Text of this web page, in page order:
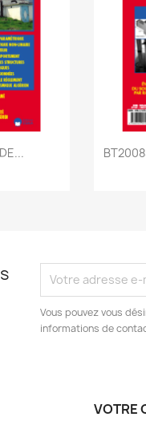
Vous pouvez vous
informations de
VOTRE